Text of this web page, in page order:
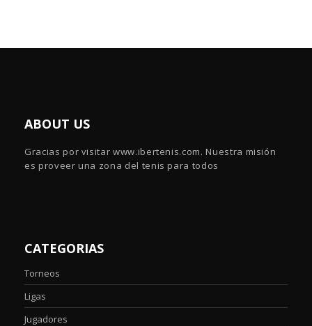
ABOUT US
Gracias por visitar www.ibertenis.com. Nuestra misión
es proveer una zona del tenis para todos
CATEGORIAS
Torneos
Ligas
Jugadores